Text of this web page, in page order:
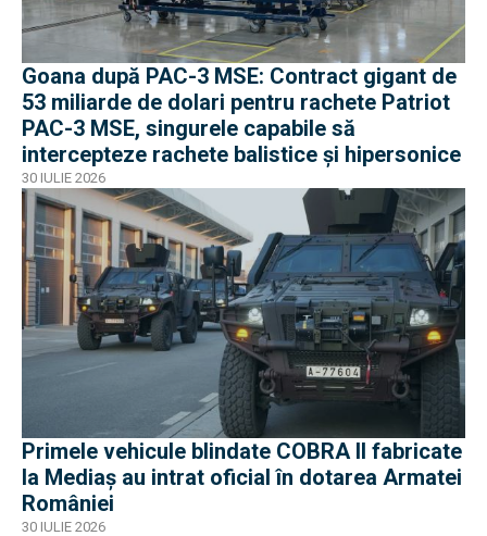
Goana după PAC-3 MSE: Contract gigant de
53 miliarde de dolari pentru rachete Patriot
PAC-3 MSE, singurele capabile să
intercepteze rachete balistice și hipersonice
30 IULIE 2026
Primele vehicule blindate COBRA II fabricate
la Mediaș au intrat oficial în dotarea Armatei
României
30 IULIE 2026